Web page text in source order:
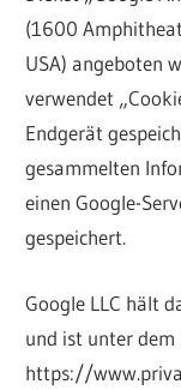
(1600
USA) angeboten
verwendet
Endgerät
gesammelten
einen Google-
gespeichert.
Google LLC hält
und ist unter
https://